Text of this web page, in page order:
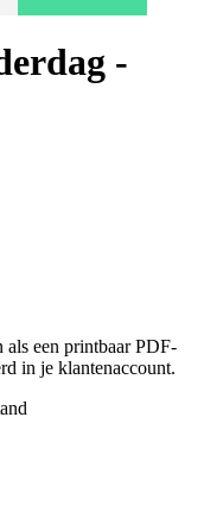
-
als een printbaar PDF-
in je klantenaccount.